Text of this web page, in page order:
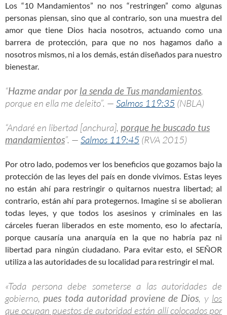
Los “10 Mandamientos” no nos “restringen” como algunas
personas piensan, sino que al contrario, son una muestra del
amor que tiene Dios hacia nosotros, actuando como una
barrera de protección, para que no nos hagamos daño a
nosotros mismos, ni a los demás, están diseñados para nuestro
bienestar.
“Hazme andar por la senda de Tus mandamientos,
porque en ella me deleito”. — Salmos 119:35 (NBLA)
“Andaré en libertad [anchura], porque he buscado tus
mandamientos”. — Salmos 119:45 (RVA 2015)
Por otro lado, podemos ver los beneficios que gozamos bajo la
protección de las leyes del país en donde vivimos. Estas leyes
no están ahí para restringir o quitarnos nuestra libertad; al
contrario, están ahí para protegernos. Imagine si se abolieran
todas leyes, y que todos los asesinos y criminales en las
cárceles fueran liberados en este momento, eso lo afectaría,
porque causaría una anarquía en la que no habría paz ni
libertad para ningún ciudadano. Para evitar esto, el SEÑOR
utiliza a las autoridades de su localidad para restringir el mal.
«Toda persona debe someterse a las autoridades de
gobierno,pues toda autoridad proviene de Dios, y los
que ocupan puestos de autoridad están allí colocados por